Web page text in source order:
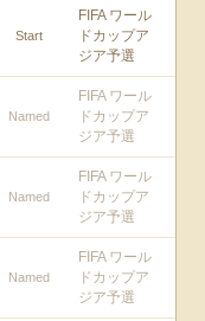
Start
FIFA ワール
ドカップア
ジア予選
Named
FIFA ワール
ドカップア
ジア予選
Named
FIFA ワール
ドカップア
ジア予選
Named
FIFA ワール
ドカップア
ジア予選